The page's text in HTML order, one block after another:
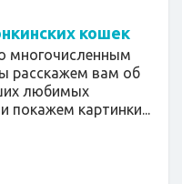
кошек
многочисленным
расскажем вам об
любимых
покажем картинки...